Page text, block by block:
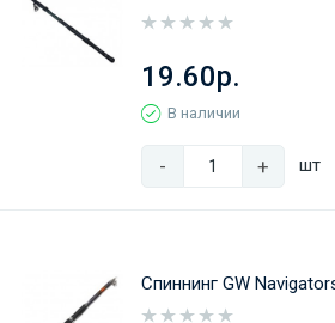
19.60р.
В наличии
- + шт
Спиннинг GW